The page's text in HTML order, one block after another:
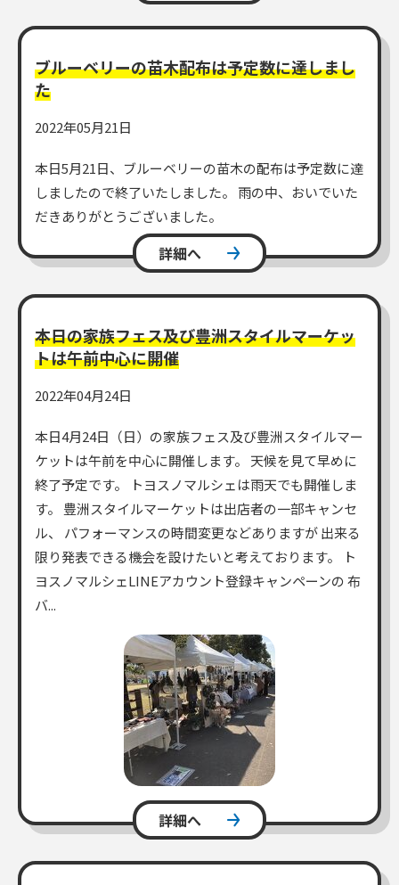
ブルーベリーの苗木配布は予定数に達しまし
た
2022年05月21日
本日5月21日、ブルーベリーの苗木の配布は予定数に達
しましたので終了いたしました。 雨の中、おいでいた
だきありがとうございました。
詳細へ
本日の家族フェス及び豊洲スタイルマーケッ
トは午前中心に開催
2022年04月24日
本日4月24日（日）の家族フェス及び豊洲スタイルマー
ケットは午前を中心に開催します。 天候を見て早めに
終了予定です。 トヨスノマルシェは雨天でも開催しま
す。 豊洲スタイルマーケットは出店者の一部キャンセ
ル、 パフォーマンスの時間変更などありますが 出来る
限り発表できる機会を設けたいと考えております。 ト
ヨスノマルシェLINEアカウント登録キャンペーンの 布
バ...
詳細へ